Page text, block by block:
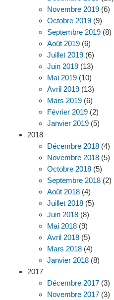
Novembre 2019 (6)
Octobre 2019 (9)
Septembre 2019 (8)
Août 2019 (6)
Juillet 2019 (6)
Juin 2019 (13)
Mai 2019 (10)
Avril 2019 (13)
Mars 2019 (6)
Février 2019 (2)
Janvier 2019 (5)
2018
Décembre 2018 (4)
Novembre 2018 (5)
Octobre 2018 (5)
Septembre 2018 (2)
Août 2018 (4)
Juillet 2018 (5)
Juin 2018 (8)
Mai 2018 (9)
Avril 2018 (5)
Mars 2018 (4)
Janvier 2018 (8)
2017
Décembre 2017 (3)
Novembre 2017 (3)